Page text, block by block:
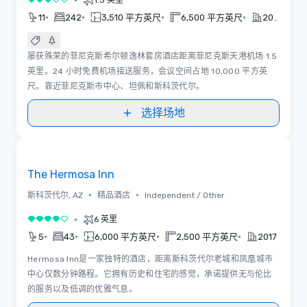
11• 242• 3,510 平方英尺• 6,500 平方英尺•
屡获殊荣的菲尼克斯希尔顿逸林套房酒店距离菲尼克斯天港机场 1.5
英里。24 小时免费机场接送服务，会议空间占地 10,000 平方英
尺。靠近菲尼克斯市中心、坦佩和斯科茨代尔。
选择场地
The Hermosa Inn
斯科茨代尔, AZ • 精品酒店 • Independent / Other
4/5 • 6 英里
5• 43• 6,000 平方英尺• 2,500 平方英尺• 2017
Hermosa Inn是一家独特的酒店，距离斯科茨代尔老城和凤凰城市
中心仅数分钟路程。它拥有历史和住宅的感觉，承诺提供无与伦比
的服务以及低调的优雅气息。